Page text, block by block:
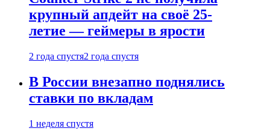
крупный апдейт на своё 25-
летие — геймеры в ярости
2 года спустя2 года спустя
В России внезапно поднялись
ставки по вкладам
1 неделя спустя